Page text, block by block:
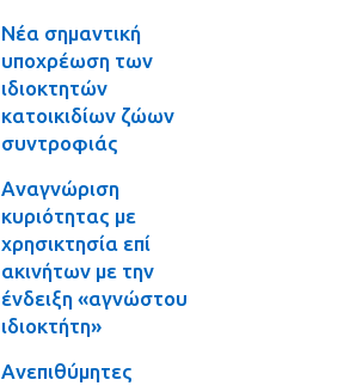
Νέα σημαντική
υποχρέωση των
ιδιοκτητών
κατοικιδίων ζώων
συντροφιάς
Αναγνώριση
κυριότητας με
χρησικτησία επί
ακινήτων με την
ένδειξη «αγνώστου
ιδιοκτήτη»
Ανεπιθύμητες